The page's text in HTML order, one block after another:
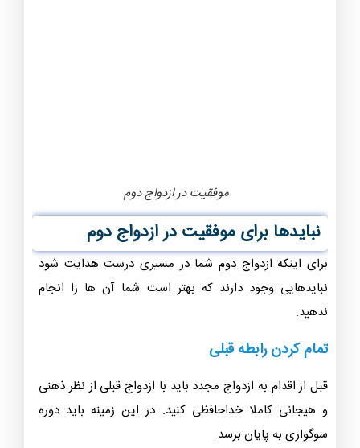
موفقیت در ازدواج دوم
نبایدها برای موفقیت در ازدواج دوم
برای اینکه ازدواج دوم شما در مسیری درست هدایت شود
نبایدهایی وجود دارند که بهتر است شما آن ها را انجام
ندهید.
تمام کردن رابطه قبلی
قبل از اقدام به ازدواج مجدد باید با ازدواج قبلی از نظر ذهنی
و هیجانی کاملا خداحافظی کنید. در این زمینه باید دوره
سوگواری به پایان برسد.